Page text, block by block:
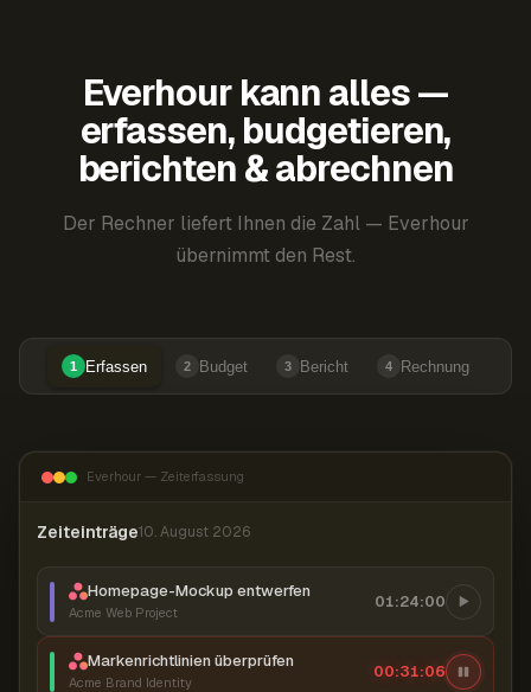
Everhour kann alles —
erfassen, budgetieren,
berichten & abrechnen
Der Rechner liefert Ihnen die Zahl — Everhour
übernimmt den Rest.
1 Erfassen 2 Budget 3 Bericht 4 Rechnung
Everhour — Zeiterfassung
Zeiteinträge10. August 2026
Homepage-Mockup entwerfen
Acme Web Project
01:24:00
Markenrichtlinien überprüfen
Acme Brand Identity
00:31:07